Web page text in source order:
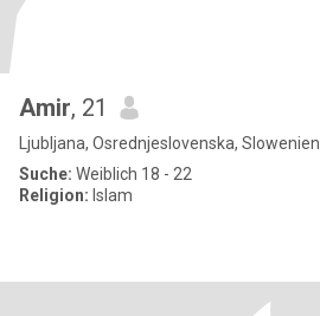
Amir, 21
Ljubljana, Osrednjeslovenska, Slowenien
Suche: Weiblich 18 - 22
Religion: Islam